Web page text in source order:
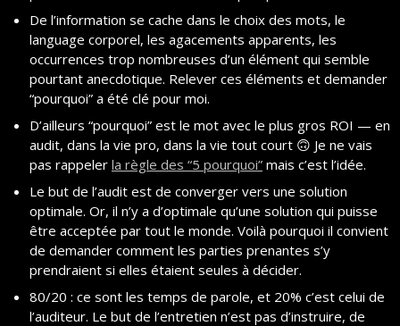
De l’information se cache dans le choix des mots, le
language corporel, les agacements apparents, les
occurrences trop nombreuses d’un élément qui semble
pourtant anecdotique. Relever ces éléments et demander
“pourquoi” a été clé pour moi.
D’ailleurs “pourquoi” est le mot avec le plus gros ROI — en
audit, dans la vie pro, dans la vie tout court 🙃 Je ne vais
pas rappeler la règle des “5 pourquoi” mais c’est l’idée.
Le but de l’audit est de converger vers une solution
optimale. Or, il n’y a d’optimale qu’une solution qui puisse
être acceptée par tout le monde. Voilà pourquoi il convient
de demander comment les parties prenantes s’y
prendraient si elles étaient seules à décider.
80/20 : ce sont les temps de parole, et 20% c’est celui de
l’auditeur. Le but de l’entretien n’est pas d’instruire, de